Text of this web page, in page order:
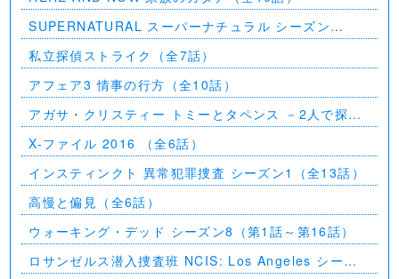
SUPERNATURAL スーパーナチュラル シーズン
11（全23話）
私立探偵ストライク（全7話）
アフェア3 情事の行方（全10話）
アガサ・クリスティー トミーとタペンス －2人で探偵
を－
X-ファイル 2016 （全6話）
インスティンクト 異常犯罪捜査 シーズン1（全13話）
高慢と偏見（全6話）
ウォーキング・デッド シーズン8（第1話～第16話）
ロサンゼルス潜入捜査班 NCIS: Los Angeles シーズ